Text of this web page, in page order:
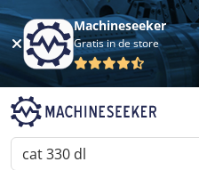
Machineseeker
Gratis in de store